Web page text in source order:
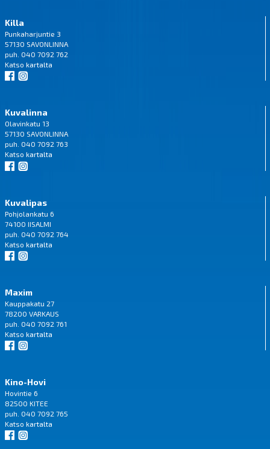
Killa
Punkaharjuntie 3
57130 SAVONLINNA
puh. 040 7092 762
Katso kartalta
Kuvalinna
Olavinkatu 13
57130 SAVONLINNA
puh. 040 7092 763
Katso kartalta
Kuvalipas
Pohjolankatu 6
74100 IISALMI
puh. 040 7092 764
Katso kartalta
Maxim
Kauppakatu 27
78200 VARKAUS
puh. 040 7092 761
Katso kartalta
Kino-Hovi
Hovintie 6
82500 KITEE
puh. 040 7092 765
Katso kartalta